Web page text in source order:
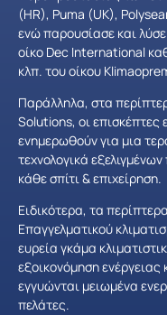
(HR), Puma (UK),
ενώ παρουσίασε και
οίκο Dec International
κλπ. του οίκου
Παράλληλα, στα
Solutions, οι επισκέπτες
ενημερωθούν για μια
τεχνολογικά
κάθε σπίτι & επιχείρηση.
Ειδικότερα, τα
Επαγγελματικού
ευρεία γκάμα
εξοικονόμηση ενέργειας
εγγυώνται μειωμένα
πελάτες.